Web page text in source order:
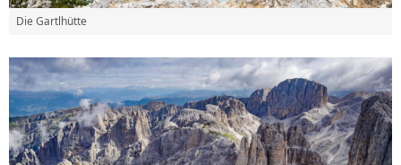
Die Gartlhütte